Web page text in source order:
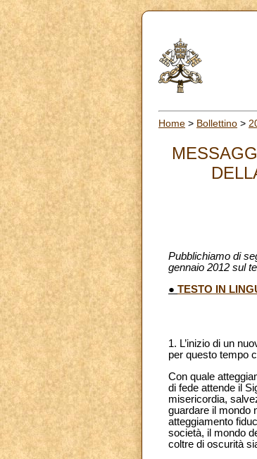
Home > Bollettino >
Pubblichiamo di
gennaio 2012 sul
● TESTO IN
1. L’inizio di un
per questo tempo
Con quale
di fede attende il
misericordia,
guardare il mondo
atteggiamento
società, il mondo
coltre di oscurità